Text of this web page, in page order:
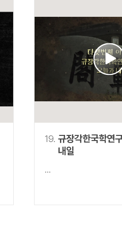
19. 규장각한국학연
내일
...